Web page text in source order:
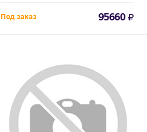
Под заказ 95660